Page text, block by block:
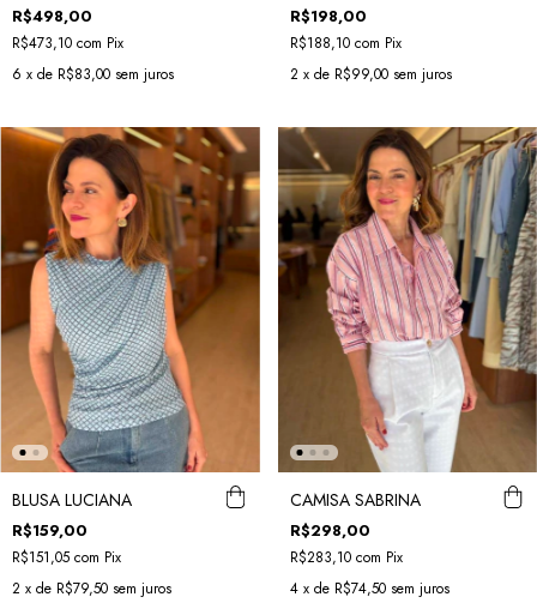
R$498,00
R$473,10 com Pix
6 x de R$83,00 sem juros
R$198,00
R$188,10 com Pix
2 x de R$99,00 sem juros
BLUSA LUCIANA
R$159,00
R$151,05 com Pix
2 x de R$79,50 sem juros
CAMISA SABRINA
R$298,00
R$283,10 com Pix
4 x de R$74,50 sem juros